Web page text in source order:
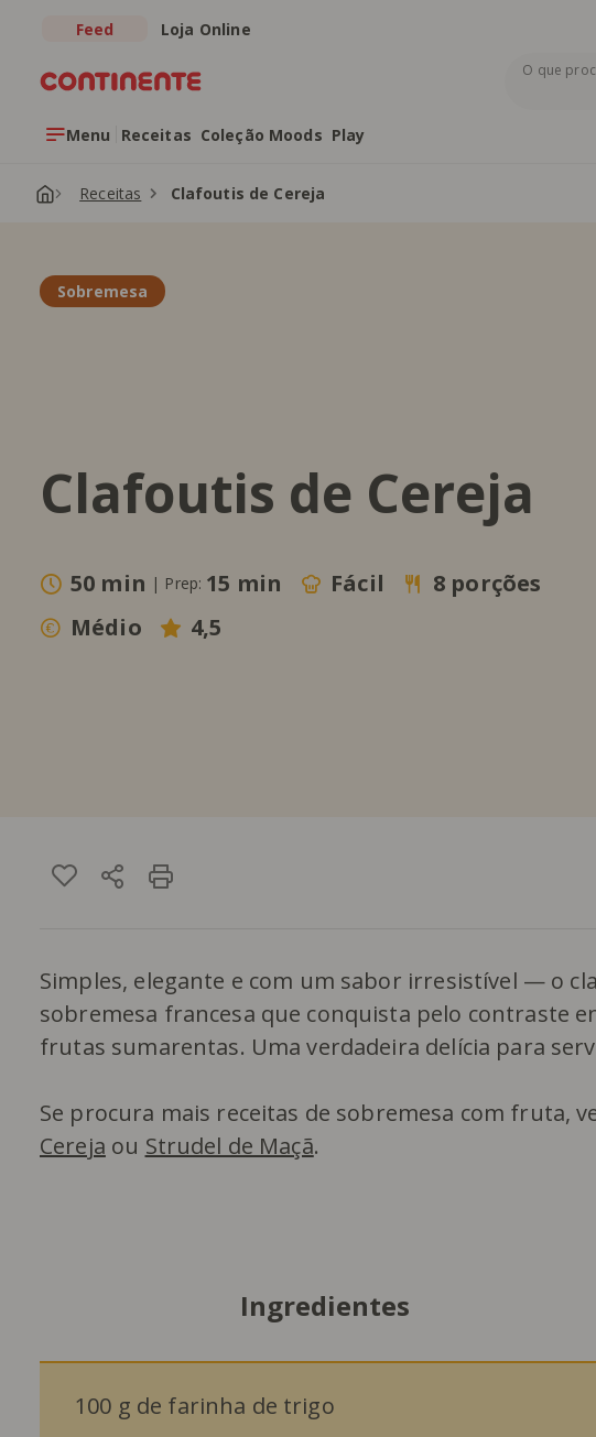
Saltar para o conteúdo principal
Feed Loja Online
Os
O que
Menu Receitas Coleção Moods Play
Receitas Clafoutis de Cereja
Sobremesa
Clafoutis de Cereja
50 min | Prep: 15 min Fácil
8 porções
Médio
4,5
Simples, elegante e com um sabor irresistível — o
sobremesa francesa que conquista pelo contraste
frutas sumarentas. Uma verdadeira delícia para
Se procura mais receitas de sobremesa com fruta,
Cereja ou Strudel de Maçã.
Ingredientes
100 g de farinha de trigo